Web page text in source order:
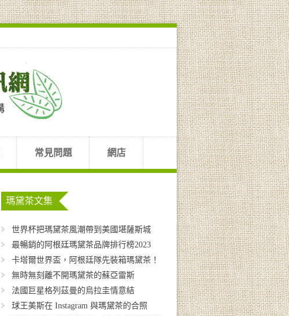
常見問題 網店
瑪黛茶文集
世界杯把瑪黛茶風潮帶到美國堪薩斯城
最暢銷的阿根廷瑪黛茶品牌排行榜2023
卡塔爾世界盃，阿根廷隊先裝箱瑪黛茶！
無時無刻離不開瑪黛茶的蘇亞雷斯
法國巨星格列茲曼的烏拉圭情意結
球王美斯在 Instagram 與瑪黛茶的合照